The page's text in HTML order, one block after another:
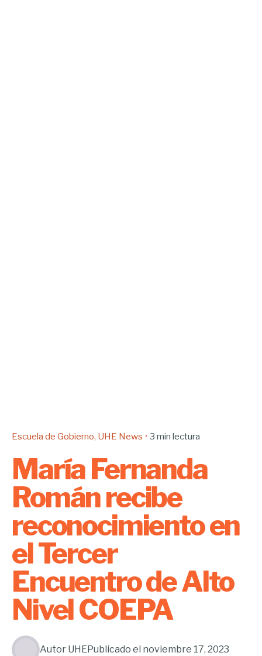
Escuela de Gobierno UHE News 3 min lectura
María Fernanda
Román recibe
reconocimiento en
el Tercer
Encuentro de Alto
Nivel COEPA
Autor UHEPublicado el noviembre 17, 2023